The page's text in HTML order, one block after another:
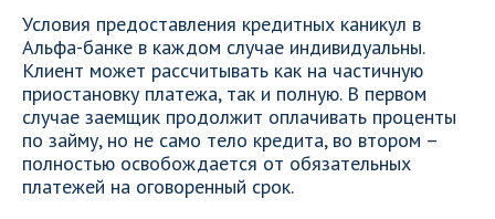
Условия предоставления кредитных каникул в
Альфа-банке в каждом случае индивидуальны.
Клиент может рассчитывать как на частичную
приостановку платежа, так и полную. В первом
случае заемщик продолжит оплачивать проценты
по займу, но не само тело кредита, во втором –
полностью освобождается от обязательных
платежей на оговоренный срок.